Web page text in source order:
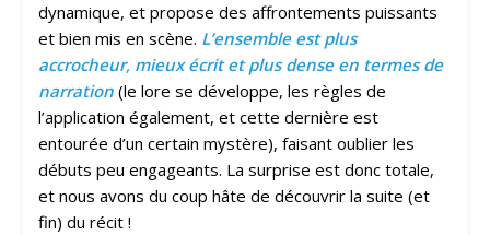
dynamique, et propose des affrontements puissants
et bien mis en scène. L’ensemble est plus
accrocheur, mieux écrit et plus dense en termes de
narration(le lore se développe, les règles de
l’application également, et cette dernière est
entourée d’un certain mystère), faisant oublier les
débuts peu engageants. La surprise est donc totale,
et nous avons du coup hâte de découvrir la suite (et
fin) du récit !